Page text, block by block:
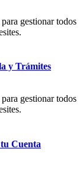
gestionar todos
y Trámites
gestionar todos
Cuenta